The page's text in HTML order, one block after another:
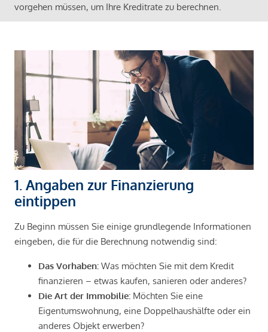
vorgehen müssen, um Ihre Kreditrate zu berechnen.
1. Angaben zur Finanzierung
eintippen
Zu Beginn müssen Sie einige grundlegende Informationen
eingeben, die für die Berechnung notwendig sind:
Das Vorhaben: Was möchten Sie mit dem Kredit
finanzieren – etwas kaufen, sanieren oder anderes?
Die Art der Immobilie: Möchten Sie eine
Eigentumswohnung, eine Doppelhaushälfte oder ein
anderes Objekt erwerben?